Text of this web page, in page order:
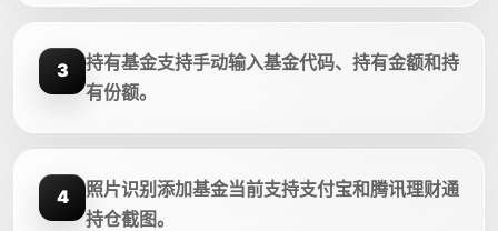
3
持有基金支持手动输入基金代码、持有金额和持
有份额。
4
照片识别添加基金当前支持支付宝和腾讯理财通
持仓截图。